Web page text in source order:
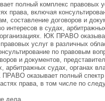
полный комплекс правовых
права, включая
составление договоров и
интересов в судах,
ЮК ПРАВО
услуг в различных
по правовым
и документов,
арбитражных судах, органах
ПРАВО оказывает полный
права, в том числе по
дела.